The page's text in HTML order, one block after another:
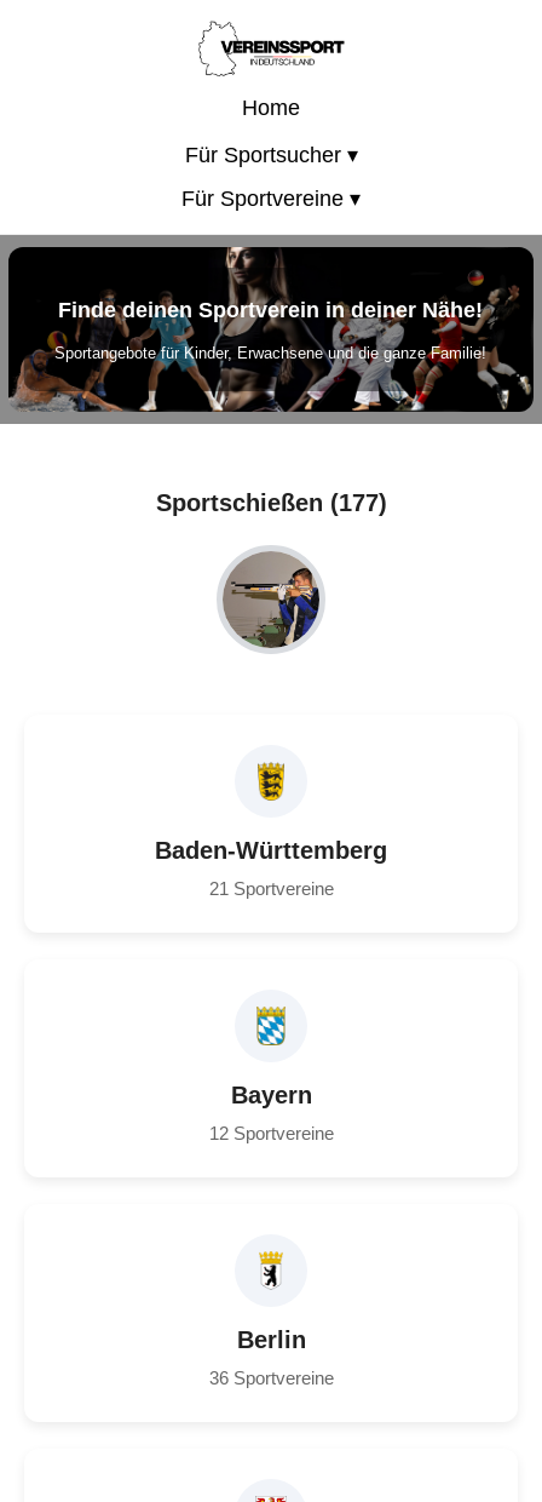
Home
Für Sportsucher ▾
Für Sportvereine ▾
Finde deinen Sportverein in deiner Nähe!
Sportangebote für Kinder, Erwachsene und die ganze Familie!
Sportschießen (177)
Baden-Württemberg
21 Sportvereine
Bayern
12 Sportvereine
Berlin
36 Sportvereine